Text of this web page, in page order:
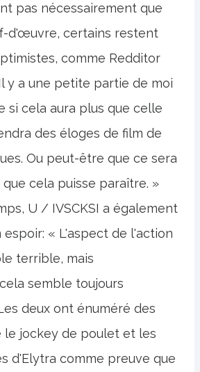
pas nécessairement que
d'œuvre, certains restent
comme Redditor
y a une petite partie de moi
si cela aura plus que celle
des éloges de film de
Ou peut-être que ce sera
cela puisse paraître. »
U / IVSCKSI a également
« L'aspect de l'action
terrible, mais
semble toujours
deux ont énuméré des
le jockey de poulet et les
d'Elytra comme preuve que